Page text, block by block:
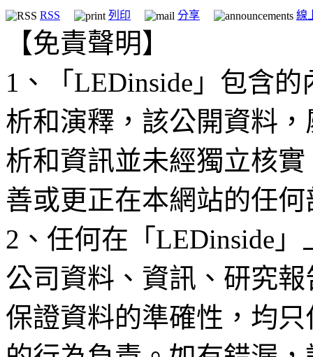
RSS 列印 分享 線
【免責聲明】
1、「LEDinside」包含
析和演釋，該公開資料
析和資訊並未經獨立核
善或更正在本網站的任
2、任何在「LEDinside
公司資料、資訊、研究
保證資料的準確性，均